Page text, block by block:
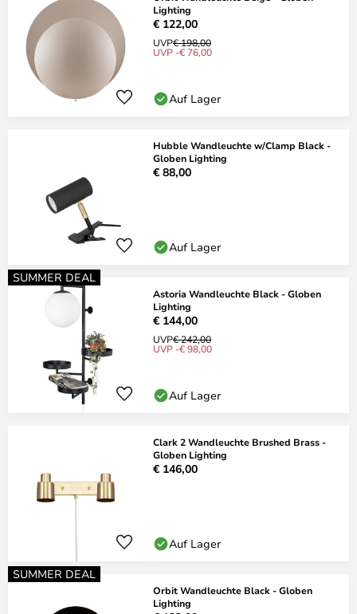
Lighting
€ 122,00
UVP€ 198,00
UVP -€ 76,00
Auf Lager
Hubble Wandleuchte w/Clamp Black -
Globen Lighting
€ 88,00
Auf Lager
SUMMER DEAL
Astoria Wandleuchte Black - Globen
Lighting
€ 144,00
UVP€ 242,00
UVP -€ 98,00
Auf Lager
Clark 2 Wandleuchte Brushed Brass -
Globen Lighting
€ 146,00
Auf Lager
SUMMER DEAL
Orbit Wandleuchte Black - Globen
Lighting